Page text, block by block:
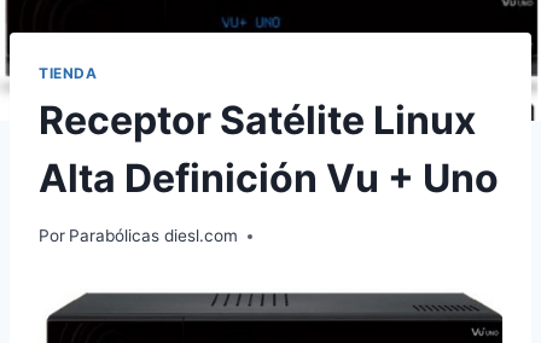
TIENDA
Receptor Satélite Linux
Alta Definición Vu + Uno
Por Parabólicas diesl.com